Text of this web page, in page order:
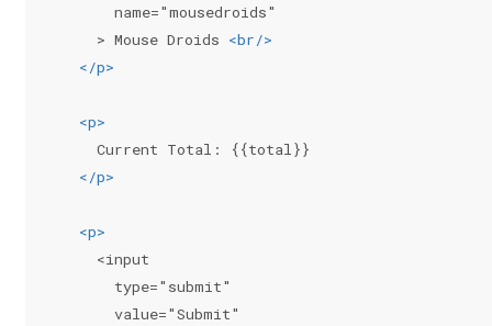
      name="mousedroids"
    > Mouse Droids
<br/>
</p>
<p>
    Current Total: {{total}}
</p>
<p>
    <input
      type="submit"
      value="Submit"